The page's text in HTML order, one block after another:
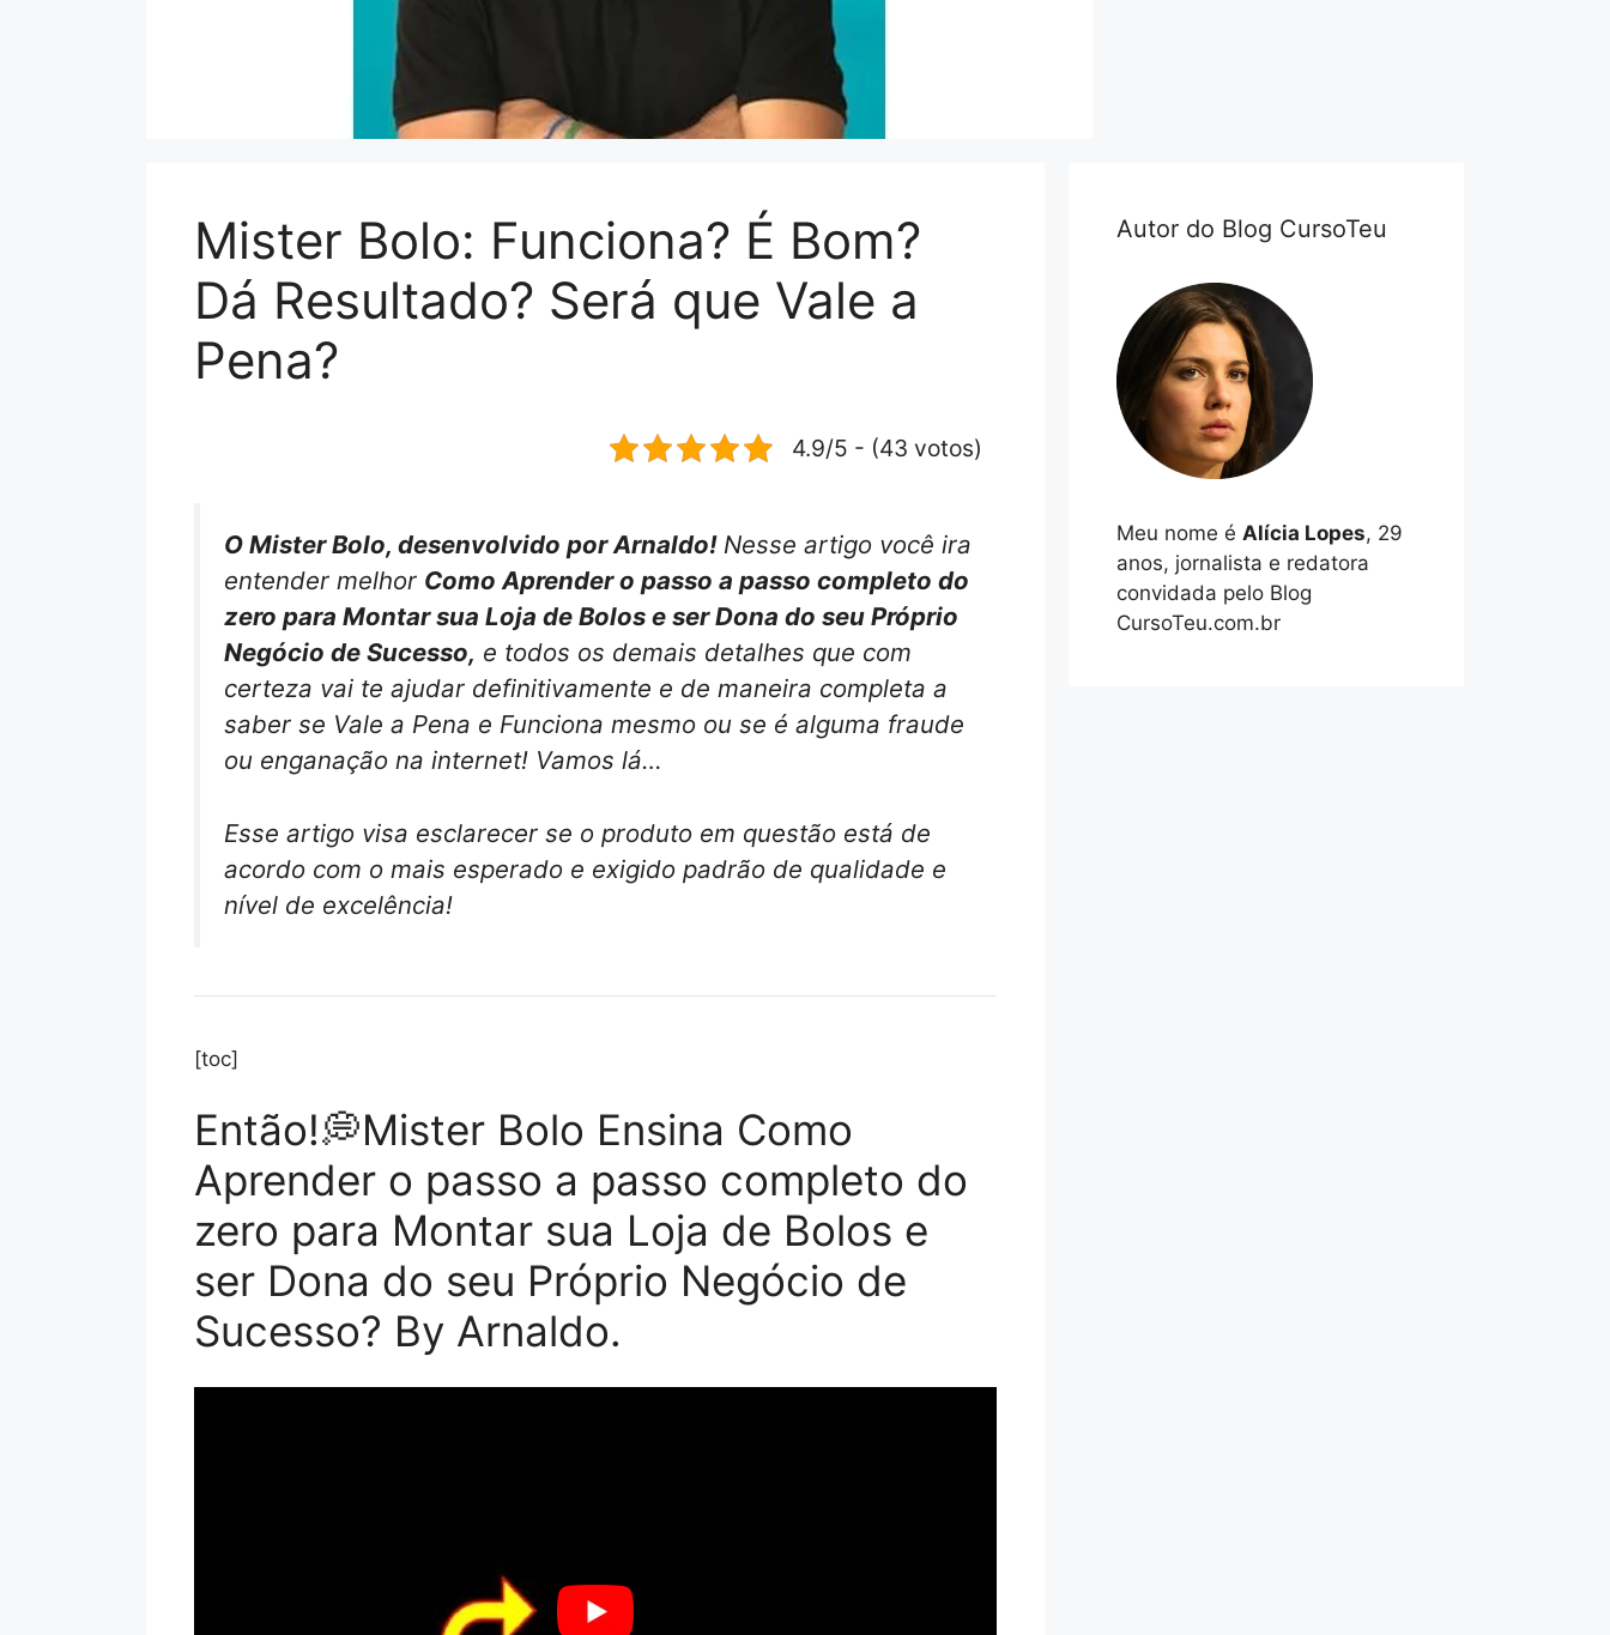
Mister Bolo: Funciona? É Bom?
Dá Resultado? Será que Vale a
Pena?
4.9/5 - (43 votos)
O Mister Bolo, desenvolvido por Arnaldo! Nesse artigo você ira
entender melhor Como Aprender o passo a passo completo do
zero para Montar sua Loja de Bolos e ser Dona do seu Próprio
Negócio de Sucesso, e todos os demais detalhes que com
certeza vai te ajudar definitivamente e de maneira completa a
saber se Vale a Pena e Funciona mesmo ou se é alguma fraude
ou enganação na internet! Vamos lá…
Esse artigo visa esclarecer se o produto em questão está de
acordo com o mais esperado e exigido padrão de qualidade e
nível de excelência!
[toc]
Então!💭Mister Bolo Ensina Como
Aprender o passo a passo completo do
zero para Montar sua Loja de Bolos e
ser Dona do seu Próprio Negócio de
Sucesso? By Arnaldo.
Autor do Blog CursoTeu
Meu nome é Alícia Lopes, 29
anos, jornalista e redatora
convidada pelo Blog
CursoTeu.com.br